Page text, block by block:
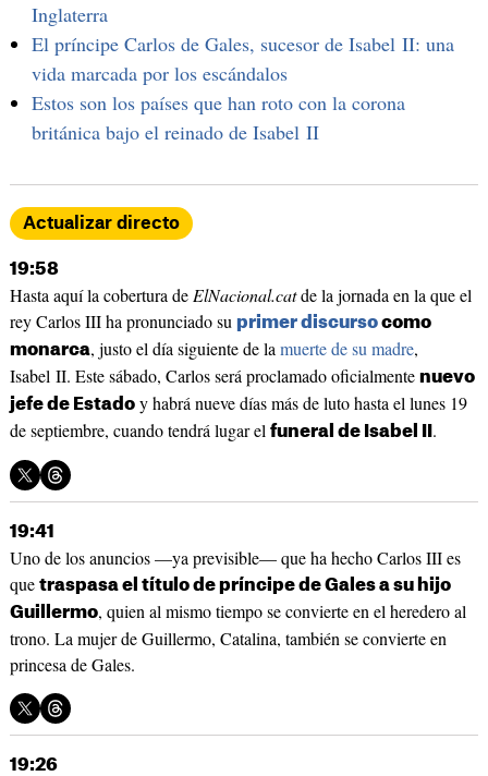
Inglaterra
El príncipe Carlos de Gales, sucesor de Isabel II: una
vida marcada por los escándalos
Estos son los países que han roto con la corona
británica bajo el reinado de Isabel II
Actualizar directo
19:58
Hasta aquí la cobertura deElNacional.catde la jornada en la que el
rey Carlos III ha pronunciado su primer discursocomo
monarca, justo el día siguiente de lamuerte de su madre,
Isabel II. Este sábado, Carlos será proclamado oficialmente nuevo
jefe de Estadoy habrá nueve días más de luto hasta el lunes 19
de septiembre, cuando tendrá lugar el funeral de Isabel II .
19:41
Uno de los anuncios —ya previsible— que ha hecho Carlos III es
que traspasa el título de príncipe de Gales a su hijo
Guillermo, quien al mismo tiempo se convierte en el heredero al
trono. La mujer de Guillermo, Catalina, también se convierte en
princesa de Gales.
19:26